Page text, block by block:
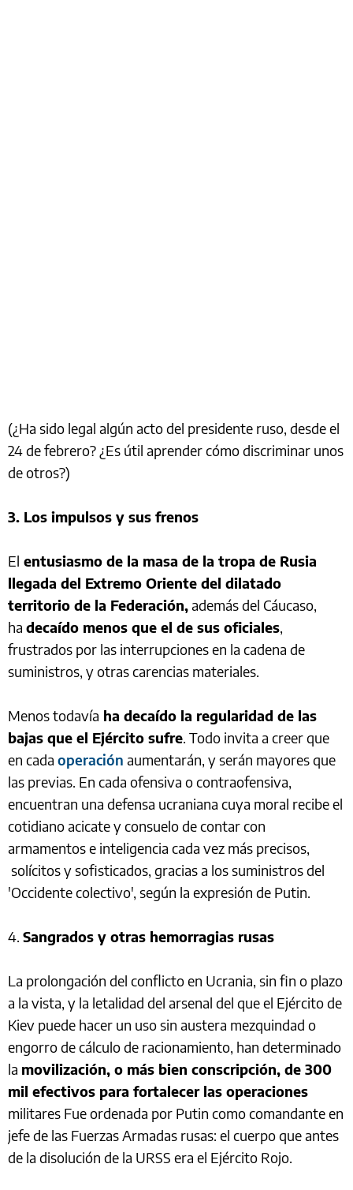
(¿Ha sido legal algún acto del presidente ruso, desde el
24 de febrero? ¿Es útil aprender cómo discriminar unos
de otros?)
3. Los impulsos y sus frenos
El entusiasmo de la masa de la tropa de Rusia
llegada del Extremo Oriente del dilatado
territorio de la Federación,además del Cáucaso,
ha decaído menos que el de sus oficiales,
frustrados por las interrupciones en la cadena de
suministros, y otras carencias materiales.
Menos todavía ha decaído la regularidad de las
bajas que el Ejército sufre. Todo invita a creer que
en cada operación aumentarán, y serán mayores que
las previas. En cada ofensiva o contraofensiva,
encuentran una defensa ucraniana cuya moral recibe el
cotidiano acicate y consuelo de contar con
armamentos e inteligencia cada vez más precisos,
solícitos y sofisticados, gracias a los suministros del
'Occidente colectivo', según la expresión de Putin.
4. Sangrados y otras hemorragias rusas
La prolongación del conflicto en Ucrania, sin fin o plazo
a la vista, y la letalidad del arsenal del que el Ejército de
Kiev puede hacer un uso sin austera mezquindad o
engorro de cálculo de racionamiento, han determinado
la movilización, o más bien conscripción, de 300
mil efectivos para fortalecer las operaciones
militares Fue ordenada por Putin como comandante en
jefe de las Fuerzas Armadas rusas: el cuerpo que antes
de la disolución de la URSS era el Ejército Rojo.